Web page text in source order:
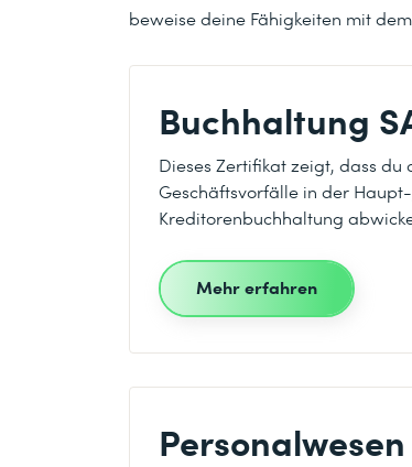
beweise deine Fähigkeiten mit
Buchhaltung
Dieses Zertifikat zeigt, dass
Geschäftsvorfälle in der
Kreditorenbuchhaltung
Mehr erfahren
Personalwesen